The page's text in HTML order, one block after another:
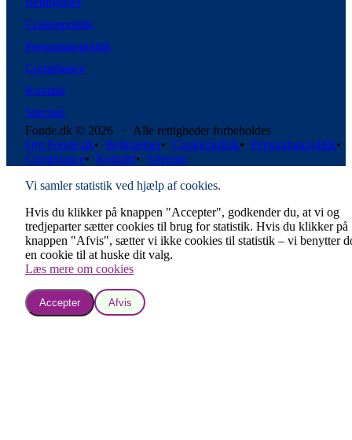
Cookiepolitik
Persondatapolitik
Compliance
Kontakt
Sitemap
Fonde.dk © 2026 · Alle rettigheder forbeholdes
Om Fonde.dk• Betingelser• Cookiepolitik• Persondatapolitik•
Compliance• Kontakt• Sitemap
Vi samler statistik ved hjælp af cookies.
Hvis du klikker på knappen "Accepter", godkender du, at vi og
tredjeparter sætter cookies til brug for statistik. Hvis du klikker på
knappen "Afvis", sætter vi ikke cookies til statistik – vi benytter
en cookie til at huske dit valg.
Læs mere om cookies
Accepter Afvis